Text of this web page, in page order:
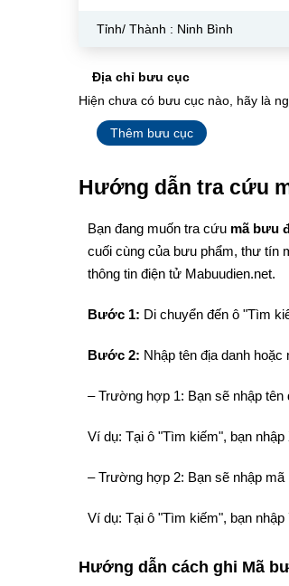
Tỉnh/ Thành : Ninh Bình
Địa chỉ bưu cục
Hiện chưa có bưu cục nào, hãy là
Thêm bưu cục
Hướng dẫn tra cứu
Bạn đang muốn tra cứu mã bưu
cuối cùng của bưu phẩm, thư tín
thông tin điện tử Mabuudien.net.
Bước 1: Di chuyển đến ô "Tìm
Bước 2: Nhập tên địa danh
– Trường hợp 1: Bạn sẽ nhập
Ví dụ: Tại ô "Tìm kiếm", bạn
– Trường hợp 2: Bạn sẽ nhập
Ví dụ: Tại ô "Tìm kiếm", bạn
Hướng dẫn cách ghi Mã